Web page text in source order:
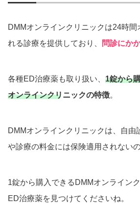
DMMオンラインクリニックは24時間
れる診療を提供しており、
問診にか
各種ED治療薬も取り扱い、 1錠から
オンラインクリニックの特徴。
DMMオンラインクリニックは、自由
や診療の料金には保険適用されない
1錠から購入できるDMMオンライン
ED治療薬を見つけてくださいね。